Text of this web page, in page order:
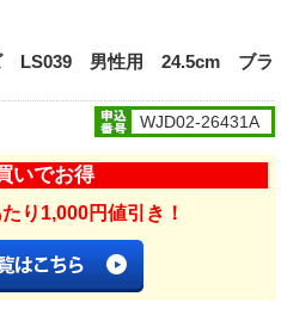
LS039 男性用 24.5cm ブラ
WJD02-26431A
いでお得
り1,000円値引き！